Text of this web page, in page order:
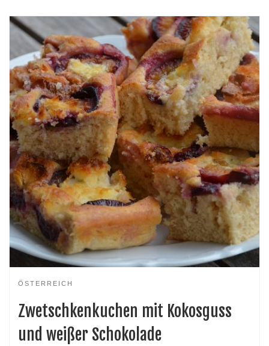
ÖSTERREICH
Zwetschkenkuchen mit Kokosguss
und weißer Schokolade